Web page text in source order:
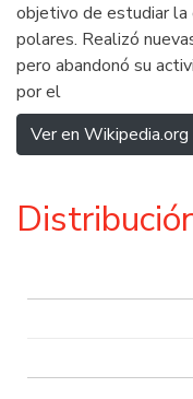
objetivo de estudiar la
polares. Realizó
pero abandonó su
por el
Ver en Wikipedia.org